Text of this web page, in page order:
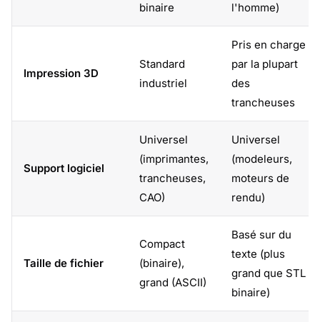
binaire
l'homme)
Impression 3D
Standard
industriel
Pris en charge
par la plupart
des
trancheuses
Support logiciel
Universel
(imprimantes,
trancheuses,
CAO)
Universel
(modeleurs,
moteurs de
rendu)
Taille de fichier
Compact
(binaire),
grand (ASCII)
Basé sur du
texte (plus
grand que STL
binaire)